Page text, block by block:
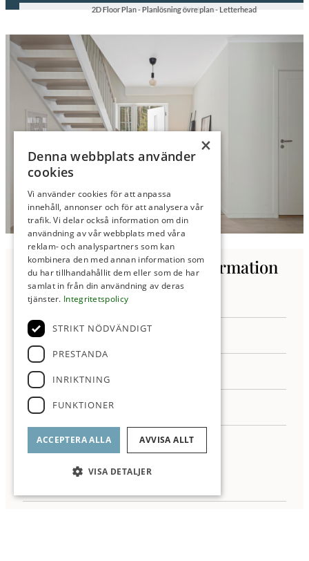
2D Floor Plan - Planlösning entréplan - Letterhead
2D Floor Plan - Planlösning övre plan - Letterhead
Kontakta oss för mer information
×
Denna webbplats använder
cookies
Vi använder cookies för att anpassa
innehåll, annonser och för att analysera vår
trafik. Vi delar också information om din
användning av vår webbplats med våra
reklam- och analyspartners som kan
kombinera den med annan information som
du har tillhandahållit dem eller som de har
samlat in från din användning av deras
tjänster. Integritetspolicy
STRIKT NÖDVÄNDIGT
PRESTANDA
INRIKTNING
FUNKTIONER
ACCEPTERA ALLA AVVISA ALLT
VISA DETALJER